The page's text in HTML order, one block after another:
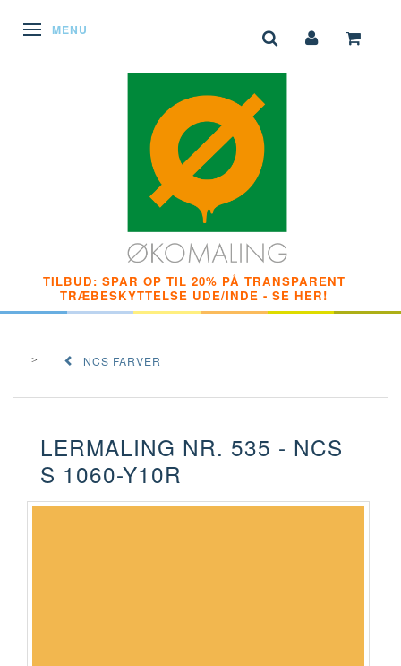
SKIFTE NAVIGATION
MENU
TILBUD: SPAR OP TIL 20% PÅ TRANSPARENT
TRÆBESKYTTELSE UDE/INDE - SE HER!
NCS FARVER
LERMALING NR. 535 - NCS
S 1060-Y10R